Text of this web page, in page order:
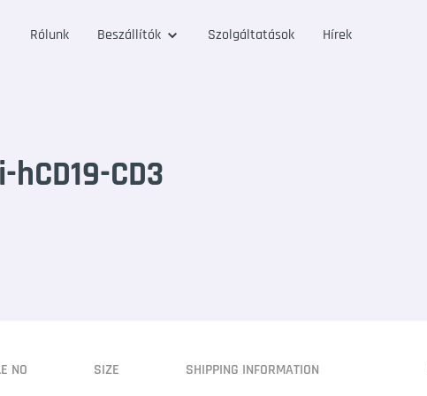
Rólunk Beszállítók Szolgáltatások Hírek
CD3
NO SIZE SHIPPING INFORMATION